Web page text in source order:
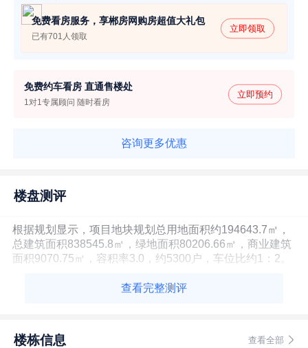
免费看房服务，享郴房网购房超值大礼包
已有701人领取
立即领取
免费约车看房 直通售楼处
1对1专属顾问 随时看房
立即预约
咨询更多优惠
楼盘测评
根据规划显示，项目地块规划总用地面积约194643.7㎡，
总建筑面积838545.8㎡，绿地面积80206.66㎡，商业建筑
面积9070.75㎡，容积率3.0，约5300户，车位比约1：2。
查看完整测评
楼栋信息 查看全部